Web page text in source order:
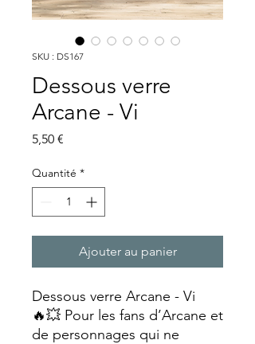
SKU : DS167
Dessous verre
Arcane - Vi
5,50 €
Quantité *
Ajouter au panier
Dessous verre Arcane - Vi
🔥💥 Pour les fans d’Arcane et
de personnages qui ne